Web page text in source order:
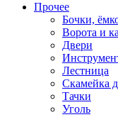
Прочее
Бочки,
Ворота и
Двери
Лестница
Скамейка
Тачки
Уголь